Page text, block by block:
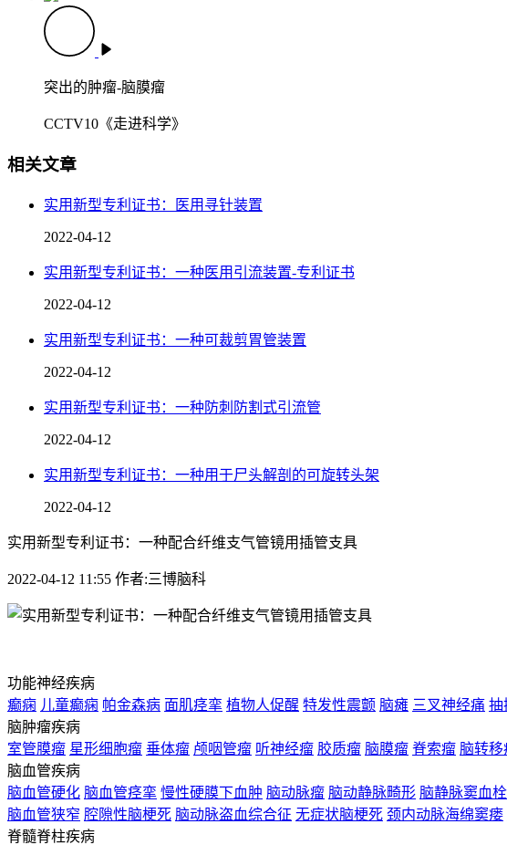
突出的肿瘤-脑膜瘤
CCTV10《走进科学》
相关文章
实用新型专利证书：医用寻针装置
2022-04-12
实用新型专利证书：一种医用引流装置-专利证书
2022-04-12
实用新型专利证书：一种可裁剪胃管装置
2022-04-12
实用新型专利证书：一种防刺防割式引流管
2022-04-12
实用新型专利证书：一种用于尸头解剖的可旋转头架
2022-04-12
实用新型专利证书：一种配合纤维支气管镜用插管支具
2022-04-12 11:55 作者:三博脑科
功能神经疾病
癫痫 儿童癫痫 帕金森病 面肌痉挛 植物人促醒 特发性震颤 脑瘫 三叉神经痛 抽
脑肿瘤疾病
室管膜瘤 星形细胞瘤 垂体瘤 颅咽管瘤 听神经瘤 胶质瘤 脑膜瘤 脊索瘤 脑转移
脑血管疾病
脑血管硬化 脑血管痉挛 慢性硬膜下血肿 脑动脉瘤 脑动静脉畸形 脑静脉窦血栓
脑血管狭窄 腔隙性脑梗死 脑动脉盗血综合征 无症状脑梗死 颈内动脉海绵窦瘘
脊髓脊柱疾病